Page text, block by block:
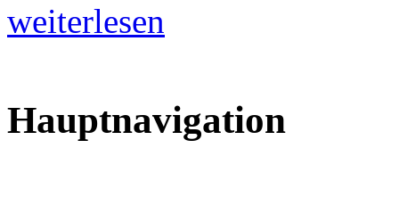
weiterlesen
Hauptnavigation